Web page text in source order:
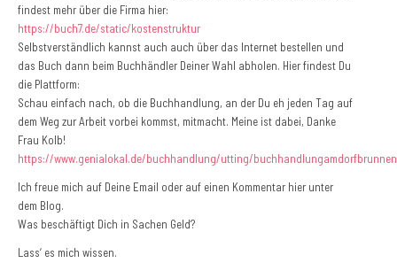
findest mehr über die Firma hier:
https://buch7.de/static/kostenstruktur
Selbstverständlich kannst auch auch über das Internet bestellen und
das Buch dann beim Buchhändler Deiner Wahl abholen. Hier findest Du
die Plattform:
Schau einfach nach, ob die Buchhandlung, an der Du eh jeden Tag auf
dem Weg zur Arbeit vorbei kommst, mitmacht. Meine ist dabei, Danke
Frau Kolb!
https://www.genialokal.de/buchhandlung/utting/
Ich freue mich auf Deine Email oder auf einen Kommentar hier unter
dem Blog.
Was beschäftigt Dich in Sachen Geld?
Lass‘ es mich wissen.